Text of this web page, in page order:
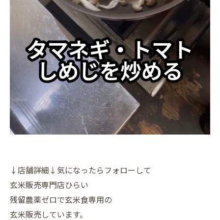
↓店舗詳細↓気になったらフォローして
玄米販売専門店ひらい
残留農薬ゼロで玄米食専用の
玄米販売しています。